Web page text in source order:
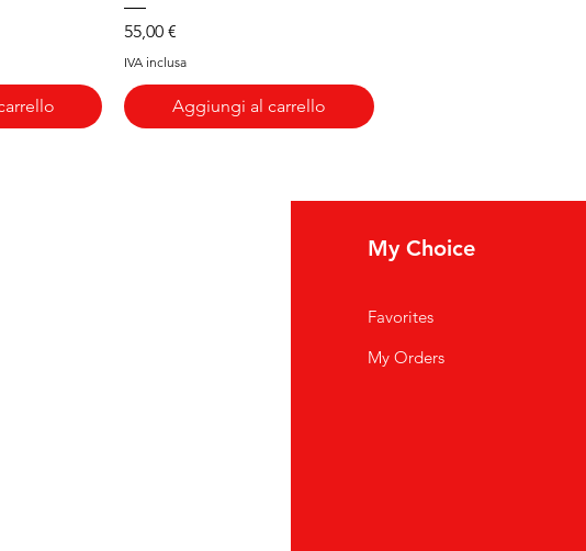
Prezzo
55,00 €
IVA inclusa
Aggiungi al carrello
My Choice
Favorites
My Orders